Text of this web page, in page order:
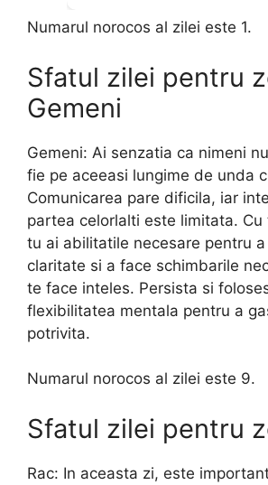
Numarul norocos al zilei este 1.
Sfatul zilei pentru
Gemeni
Gemeni: Ai senzatia ca nimeni
fie pe aceeasi lungime de unda
Comunicarea pare dificila, iar
partea celorlalti este limitata.
tu ai abilitatile necesare pentru
claritate si a face schimbarile
te face inteles. Persista si
flexibilitatea mentala pentru a
potrivita.
Numarul norocos al zilei este 9.
Sfatul zilei pentru
Rac: In aceasta zi, este